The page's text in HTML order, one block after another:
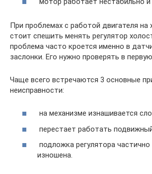
При проблемах с работой двигателя на
стоит спешить менять регулятор
проблема часто кроется именно в
заслонки. Его нужно проверять в
Чаще всего встречаются 3 основные
неисправности:
на механизме изнашивается
перестает работать
подложка регулятора
изношена.